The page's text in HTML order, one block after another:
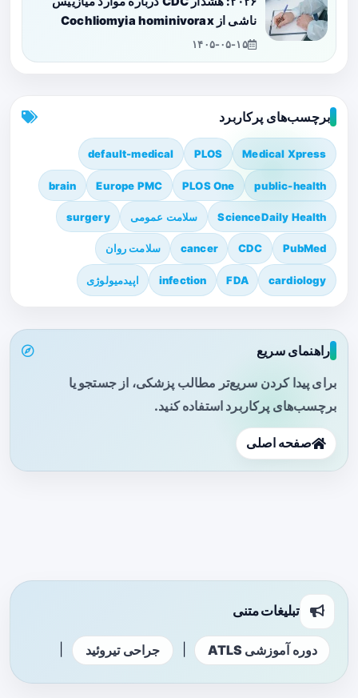
ناشی از Cochliomyia hominivorax
۱۴۰۵-۰۵-۱۵
برچسب‌های پرکاربرد
Medical Xpress
PLOS
default-medical
public-health
PLOS One
Europe PMC
brain
ScienceDaily Health سلامت عمومی surgery
PubMed
CDC
cancer سلامت روان
cardiology
FDA
infection اپیدمیولوژی
راهنمای سریع
برای پیدا کردن سریع‌تر مطالب پزشکی، از جستجو یا
برچسب‌های پرکاربرد استفاده کنید.
صفحه اصلی
تبلیغات متنی
دوره آموزشی ATLS جراحی تیروئید